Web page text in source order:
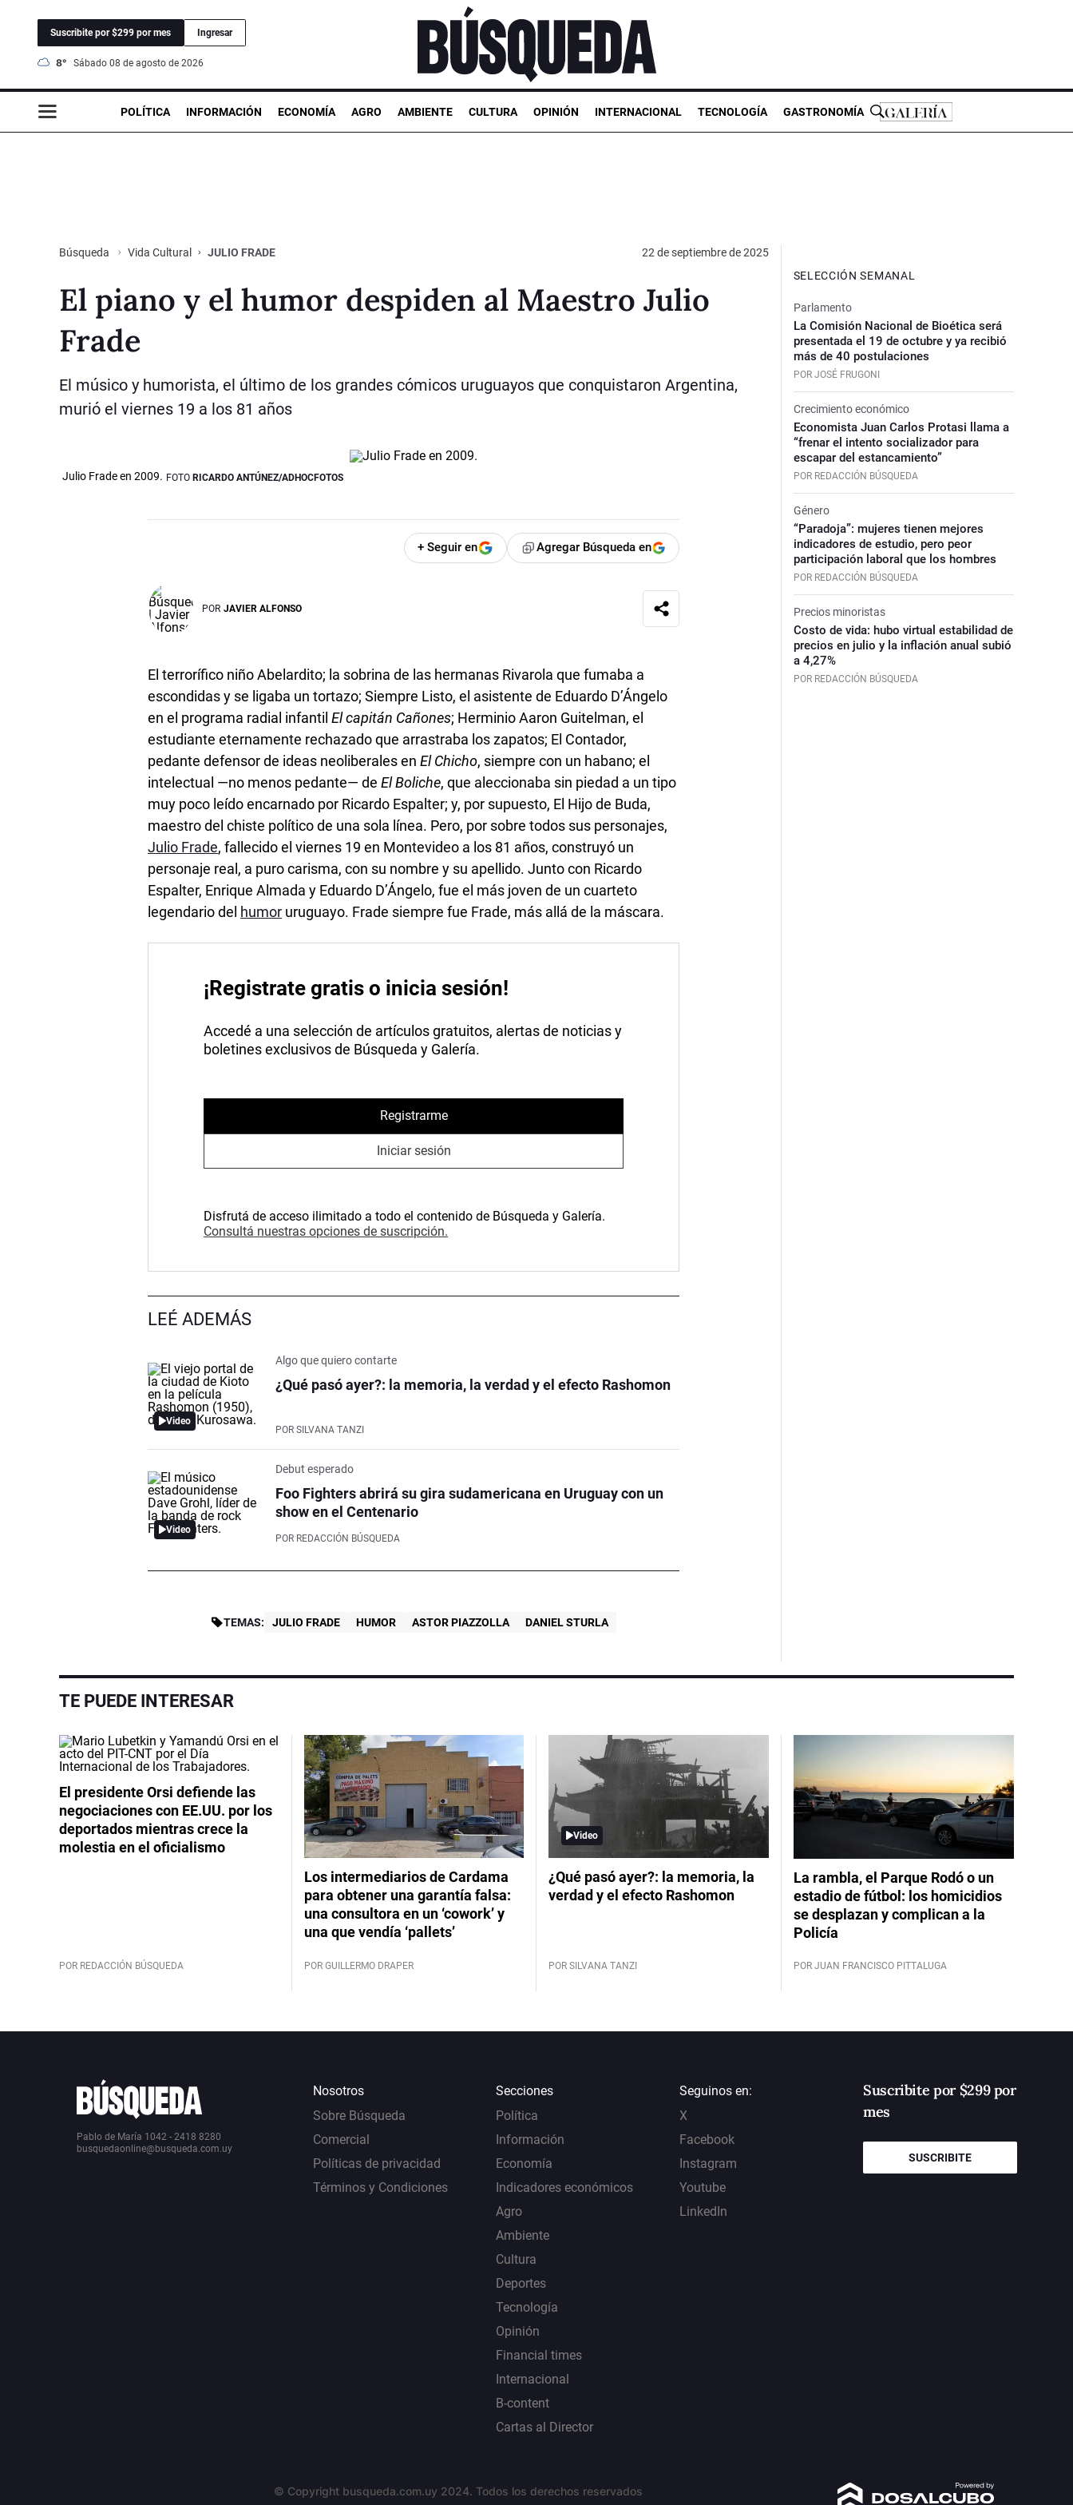
Suscribite por $299 por mes Ingresar
8° sábado 08 de agosto de 2026
POLÍTICA INFORMACIÓN ECONOMÍA AGRO AMBIENTE CULTURA OPINIÓN INTERNACIONAL TECNOLOGÍA GASTRONOMÍA
Búsqueda Vida Cultural JULIO FRADE 22 de septiembre de 2025
El piano y el humor despiden al Maestro Julio
Frade
El músico y humorista, el último de los grandes cómicos uruguayos que conquistaron Argentina,
murió el viernes 19 a los 81 años
Julio Frade en 2009. FOTO RICARDO ANTÚNEZ/ADHOCFOTOS
+ Seguir en Agregar Búsqueda en
POR JAVIER ALFONSO
El terrorífico niño Abelardito; la sobrina de las hermanas Rivarola que fumaba a
escondidas y se ligaba un tortazo; Siempre Listo, el asistente de Eduardo D’Ángelo
en el programa radial infantilEl capitán Cañones; Herminio Aaron Guitelman, el
estudiante eternamente rechazado que arrastraba los zapatos; El Contador,
pedante defensor de ideas neoliberales enEl Chicho, siempre con un habano; el
intelectual —no menos pedante— deEl Boliche, que aleccionaba sin piedad a un tipo
muy poco leído encarnado por Ricardo Espalter; y, por supuesto, El Hijo de Buda,
maestro del chiste político de una sola línea. Pero, por sobre todos sus personajes,
Julio Frade, fallecido el viernes 19 en Montevideo a los 81 años, construyó un
personaje real, a puro carisma, con su nombre y su apellido. Junto con Ricardo
Espalter, Enrique Almada y Eduardo D’Ángelo, fue el más joven de un cuarteto
legendario del humor uruguayo. Frade siempre fue Frade, más allá de la máscara.
¡Registrate gratis o inicia sesión!
Accedé a una selección de artículos gratuitos, alertas de noticias y
boletines exclusivos de Búsqueda y Galería.
Registrarme
Iniciar sesión
Disfrutá de acceso ilimitado a todo el contenido de Búsqueda y Galería.
Consultá nuestras opciones de suscripción.
LEÉ ADEMÁS
Video
Algo que quiero contarte
¿Qué pasó ayer?: la memoria, la verdad y el efecto Rashomon
POR SILVANA TANZI
Video
Debut esperado
Foo Fighters abrirá su gira sudamericana en Uruguay con un
show en el Centenario
POR REDACCIÓN BÚSQUEDA
TEMAS: JULIO FRADE HUMOR ASTOR PIAZZOLLA DANIEL STURLA
SELECCIÓN SEMANAL
Parlamento
La Comisión Nacional de Bioética será
presentada el 19 de octubre y ya recibió
más de 40 postulaciones
POR JOSÉ FRUGONI
Crecimiento económico
Economista Juan Carlos Protasi llama a
“frenar el intento socializador para
escapar del estancamiento”
POR REDACCIÓN BÚSQUEDA
Género
“Paradoja”: mujeres tienen mejores
indicadores de estudio, pero peor
participación laboral que los hombres
POR REDACCIÓN BÚSQUEDA
Precios minoristas
Costo de vida: hubo virtual estabilidad de
precios en julio y la inflación anual subió
a 4,27%
POR REDACCIÓN BÚSQUEDA
TE PUEDE INTERESAR
El presidente Orsi defiende las
negociaciones con EE.UU. por los
deportados mientras crece la
molestia en el oficialismo
POR REDACCIÓN BÚSQUEDA
Los intermediarios de Cardama
para obtener una garantía falsa:
una consultora en un ‘cowork’ y
una que vendía ‘pallets’
POR GUILLERMO DRAPER
Video
¿Qué pasó ayer?: la memoria, la
verdad y el efecto Rashomon
POR SILVANA TANZI
La rambla, el Parque Rodó o un
estadio de fútbol: los homicidios
se desplazan y complican a la
Policía
POR JUAN FRANCISCO PITTALUGA
Pablo de María 1042 - 2418 8280
busquedaonline@busqueda.com.uy
Nosotros
Sobre Búsqueda
Comercial
Políticas de privacidad
Términos y Condiciones
Secciones
Política
Información
Economía
Indicadores económicos
Agro
Ambiente
Cultura
Deportes
Tecnología
Opinión
Financial times
Internacional
B-content
Cartas al Director
Seguinos en:
X
Facebook
Instagram
Youtube
LinkedIn
Suscribite por $299 por
mes
SUSCRIBITE
© Copyright busqueda.com.uy 2024. Todos los derechos reservados